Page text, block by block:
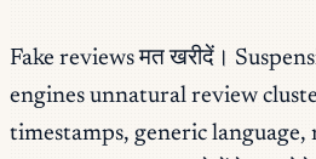
Fake reviews मत खरीदें।
engines unnatural review
timestamps, generic